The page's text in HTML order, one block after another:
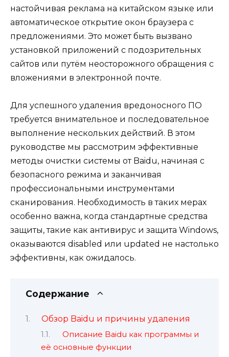
настойчивая реклама на китайском языке или
автоматическое открытие окон браузера с
предложениями. Это может быть вызвано
установкой приложений с подозрительных
сайтов или путём неосторожного обращения с
вложениями в электронной почте.
Для успешного удаления вредоносного ПО
требуется внимательное и последовательное
выполнение нескольких действий. В этом
руководстве мы рассмотрим эффективные
методы очистки системы от Baidu, начиная с
безопасного режима и заканчивая
профессиональными инструментами
сканирования. Необходимость в таких мерах
особенно важна, когда стандартные средства
защиты, такие как антивирус и защита Windows,
оказываются disabled или updated не настолько
эффективны, как ожидалось.
Содержание
Обзор Baidu и причины удаления
Описание Baidu как программы и
её основные функции